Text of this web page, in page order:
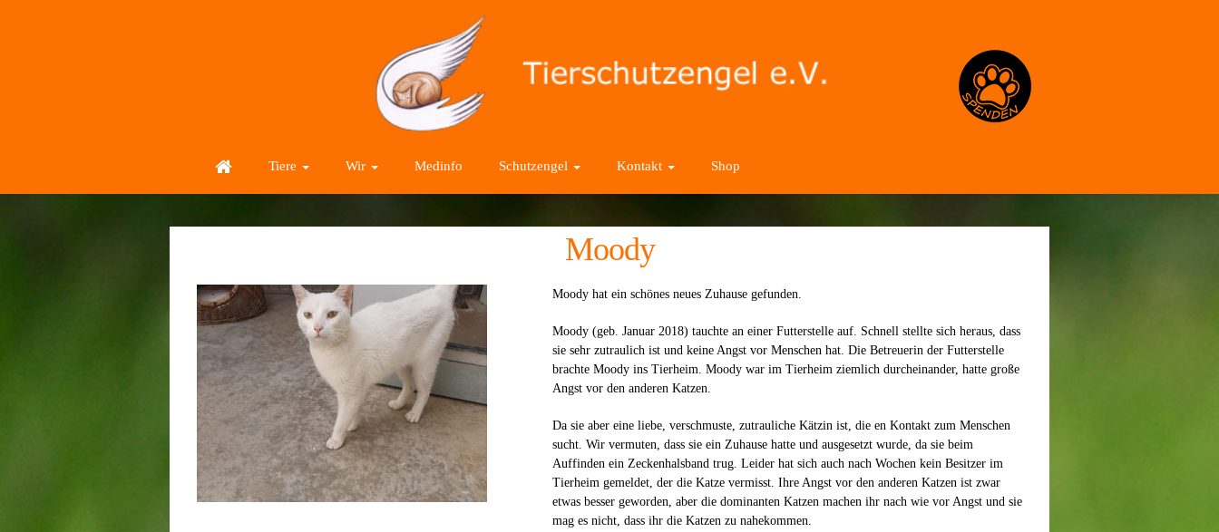
Tiere Wir Medinfo Schutzengel Kontakt Shop
Moody
Moody hat ein schönes neues Zuhause gefunden.
Moody (geb. Januar 2018) tauchte an einer Futterstelle auf. Schnell stellte sich heraus, dass
sie sehr zutraulich ist und keine Angst vor Menschen hat. Die Betreuerin der Futterstelle
brachte Moody ins Tierheim. Moody war im Tierheim ziemlich durcheinander, hatte große
Angst vor den anderen Katzen.
Da sie aber eine liebe, verschmuste, zutrauliche Kätzin ist, die en Kontakt zum Menschen
sucht. Wir vermuten, dass sie ein Zuhause hatte und ausgesetzt wurde, da sie beim
Auffinden ein Zeckenhalsband trug. Leider hat sich auch nach Wochen kein Besitzer im
Tierheim gemeldet, der die Katze vermisst. Ihre Angst vor den anderen Katzen ist zwar
etwas besser geworden, aber die dominanten Katzen machen ihr nach wie vor Angst und sie
mag es nicht, dass ihr die Katzen zu nahekommen.